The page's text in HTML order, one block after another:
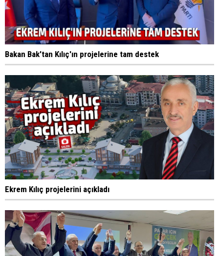
Bakan Bak'tan Kılıç'ın projelerine tam destek
Ekrem Kılıç projelerini açıkladı